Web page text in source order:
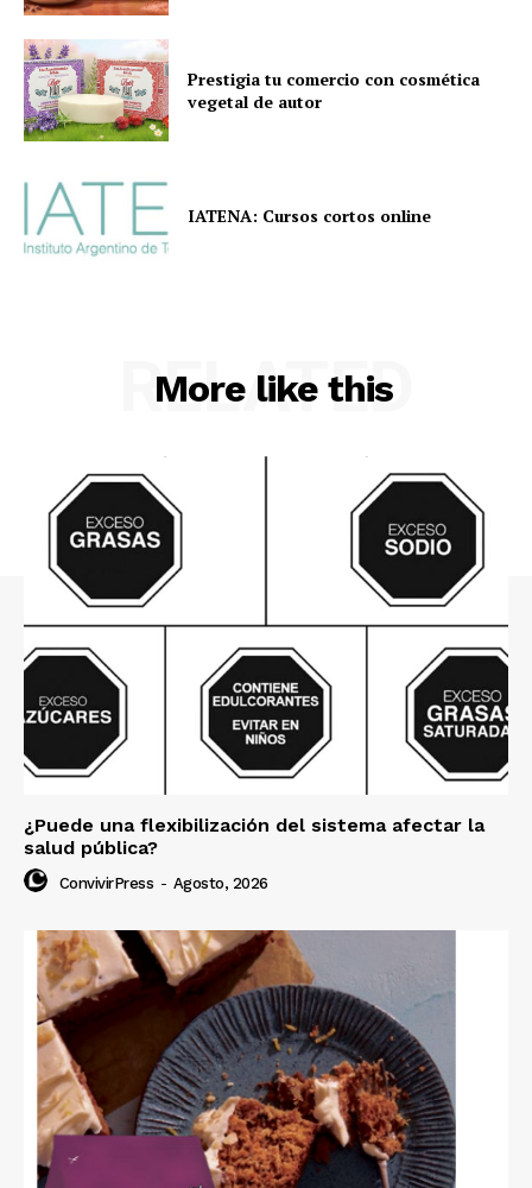
Prestigia tu comercio con cosmética
vegetal de autor
IATENA: Cursos cortos online
More like this
RELATED
¿Puede una flexibilización del sistema afectar la
salud pública?
ConvivirPress - Agosto, 2026